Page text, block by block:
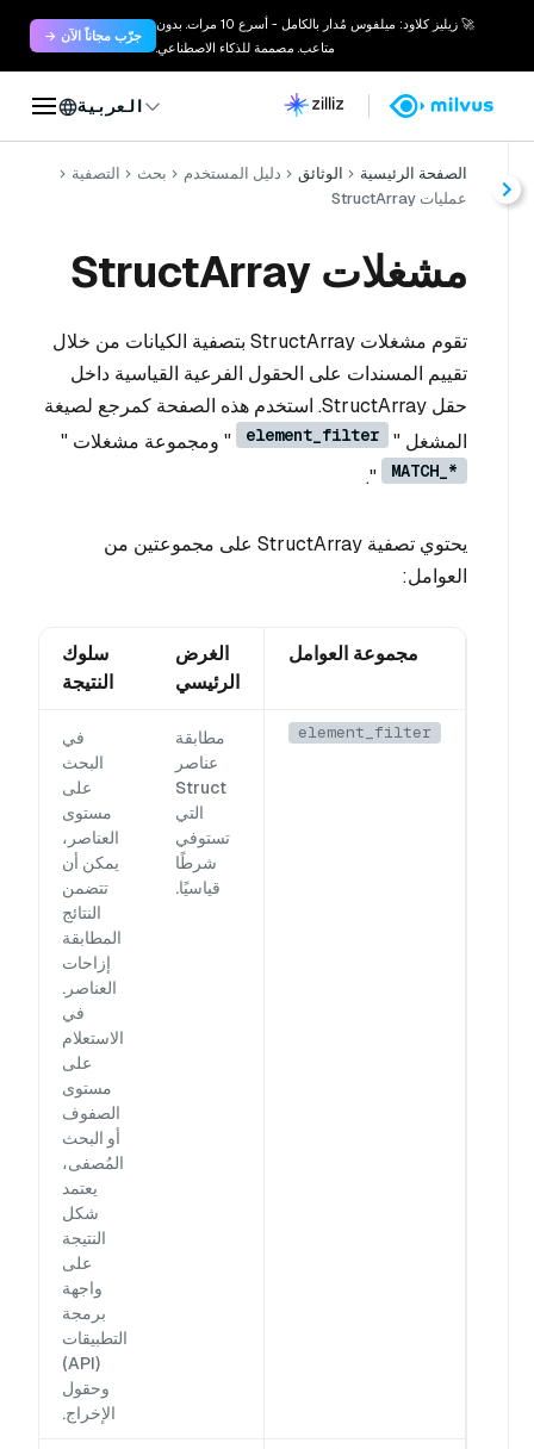
🚀 زيليز كلاود: ميلفوس مُدار بالكامل - أسرع 10 مرات. بدون
متاعب. مصممة للذكاء الاصطناعي.
جرّب مجاناً الآن →
العربية
الصفحة الرئيسية الوثائق دليل المستخدم بحث
التصفية
عمليات StructArray
مشغلات StructArray
تقوم مشغلات StructArray بتصفية الكيانات من خلال
تقييم المسندات على الحقول الفرعية القياسية داخل
حقل StructArray. استخدم هذه الصفحة كمرجع لصيغة
المشغل "
element_filter " ومجموعة مشغلات "
MATCH_*
".
يحتوي تصفية StructArray على مجموعتين من
العوامل:
مجموعة العوامل
الغرض
الرئيسي
سلوك
النتيجة
element_filter
مطابقة
عناصر
Struct
التي
تستوفي
شرطًا
قياسيًا.
في
البحث
على
مستوى
العناصر،
يمكن أن
تتضمن
النتائج
المطابقة
إزاحات
العناصر.
في
الاستعلام
على
مستوى
الصفوف
أو البحث
المُصفى،
يعتمد
شكل
النتيجة
على
واجهة
برمجة
التطبيقات
(API)
وحقول
الإخراج.